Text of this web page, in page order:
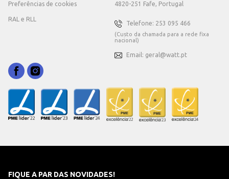
Preferências de cookies
RAL e RLL
4820-251 Fafe, Portugal
Telefone: 253 095 466
(Custo da chamada para a rede fixa
nacional)
Email: geral@watt.pt
FIQUE A PAR DAS NOVIDADES!